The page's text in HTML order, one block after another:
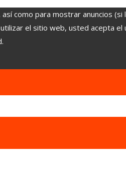
como para mostrar anuncios
el sitio web, usted acepta